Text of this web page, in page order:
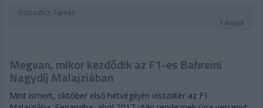
Gobodics Tamás
1 napja
Megvan, mikor kezdődik az F1-es Bahreini
Nagydíj Malajziában
Mint ismert, október első hétvégéjén visszatér az F1